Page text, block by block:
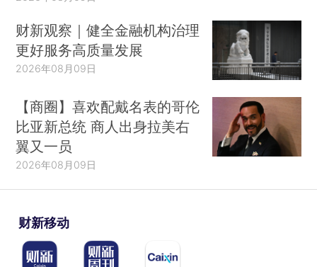
财新观察｜健全金融机构治理
更好服务高质量发展
2026年08月09日
【商圈】喜欢配戴名表的哥伦
比亚新总统 商人出身拉美右
翼又一员
2026年08月09日
财新移动